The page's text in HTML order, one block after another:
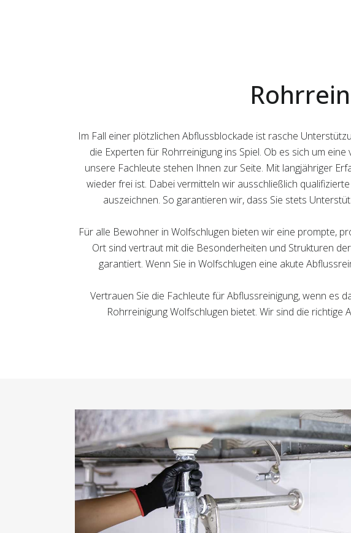
Im Fall einer plötzlichen Abflussblockade ist rasche
die Experten für Rohrreinigung ins Spiel. Ob es sich um
unsere Fachleute stehen Ihnen zur Seite. Mit langjähriger
wieder frei ist. Dabei vermitteln wir ausschließlich
auszeichnen. So garantieren wir, dass Sie stets
Für alle Bewohner in Wolfschlugen bieten wir eine prompte,
Ort sind vertraut mit die Besonderheiten und Strukturen
garantiert. Wenn Sie in Wolfschlugen eine akute
Vertrauen Sie die Fachleute für Abflussreinigung, wenn es
Rohrreinigung Wolfschlugen bietet. Wir sind die